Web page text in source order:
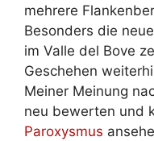
mehrere
Besonders die
im Valle del Bove
Geschehen
Meiner Meinung
neu bewerten und
Paroxysmus